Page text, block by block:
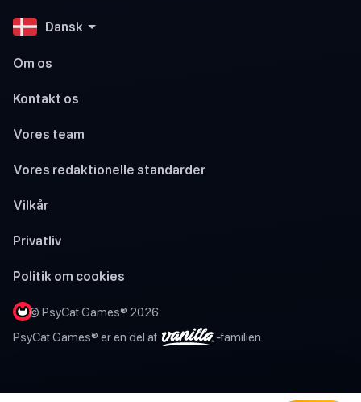
Dansk
Om os
Kontakt os
Vores team
Vores redaktionelle standarder
Vilkår
Privatliv
Politik om cookies
© PsyCat Games® 2026
PsyCat Games® er en del af
-familien.